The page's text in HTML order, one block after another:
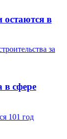
остаются в
за
в сфере
101 год